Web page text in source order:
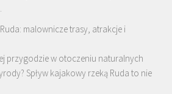
malownicze trasy, atrakcje i
przygodzie w otoczeniu naturalnych
Spływ kajakowy rzeką Ruda to nie